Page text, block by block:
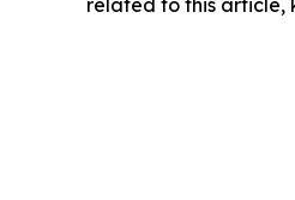
related to this article,